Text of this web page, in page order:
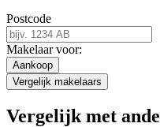
Postcode
Makelaar voor:
Aankoop
Vergelijk makelaars
Vergelijk met